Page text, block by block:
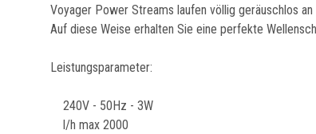
Voyager Power Streams laufen völlig geräuschlos
Auf diese Weise erhalten Sie eine perfekte
Leistungsparameter:
240V - 50Hz - 3W
l/h max 2000